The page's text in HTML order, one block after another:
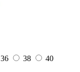
36 38
40